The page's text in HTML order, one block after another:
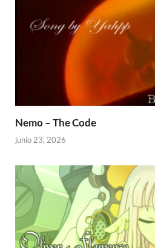
Nemo – The Code
junio 23, 2026